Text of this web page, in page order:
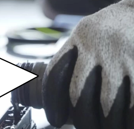
Video abspielen